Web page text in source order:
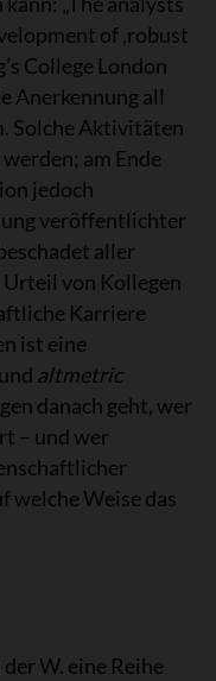
of ‚robust
College London
Anerkennung all
Solche Aktivitäten
am Ende
jedoch
veröffentlichter
aller
von Kollegen
Karriere
ist eine
altmetric
danach geht, wer
– und wer
welche Weise das
W. eine Reihe